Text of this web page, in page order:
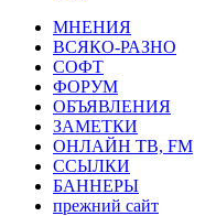
МНЕНИЯ
ВСЯКО-РАЗНО
СОФТ
ФОРУМ
ОБЪЯВЛЕНИЯ
ЗАМЕТКИ
ОНЛАЙН ТВ, FM
ССЫЛКИ
БАННЕРЫ
прежний сайт